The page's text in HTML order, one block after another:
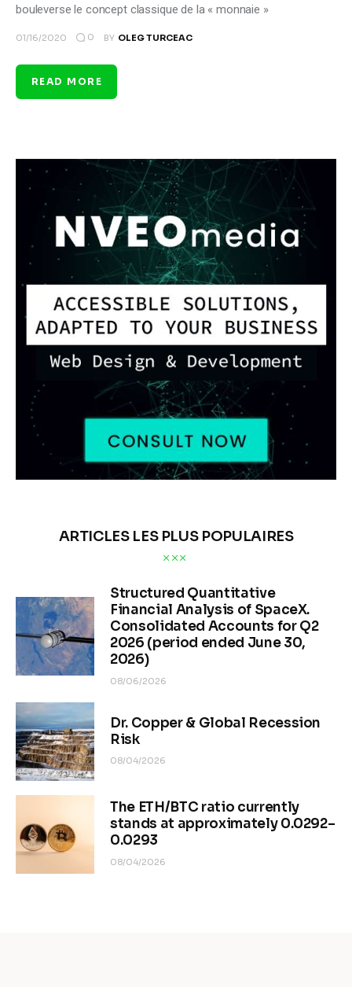
bouleverse le concept classique de la « monnaie »
01/16/2020 0 BY OLEG TURCEAC
READ MORE
ARTICLES LES PLUS POPULAIRES
Structured Quantitative
Financial Analysis of SpaceX.
Consolidated Accounts for Q2
2026 (period ended June 30,
2026)
08/06/2026
Dr. Copper & Global Recession
Risk
08/04/2026
The ETH/BTC ratio currently
stands at approximately 0.0292–
0.0293
08/04/2026